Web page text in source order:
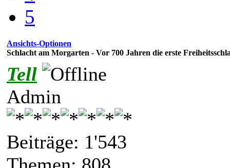
5
Ansichts-Optionen
Schlacht am Morgarten - Vor 700 Jahren die erste
Tell
Admin
Beiträge: 1'543